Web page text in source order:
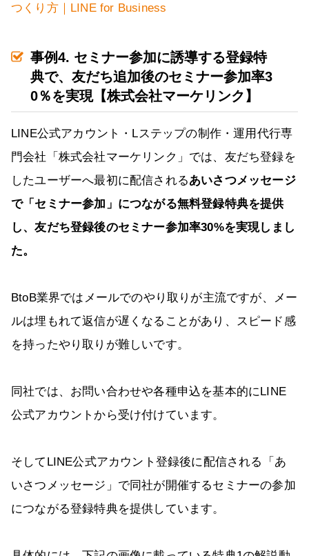
つくり方｜LINE for Business
事例4. セミナー参加に誘導する登録特
典で、友だち追加後のセミナー参加率3
0％を実現【株式会社マーケリンク】
LINE公式アカウント・Lステップの制作・運用代行専
門会社「株式会社マーケリンク」では、友だち登録を
したユーザーへ最初に配信されるあいさつメッセージ
で「セミナー参加」につながる無料登録特典を提供
し、友だち登録後のセミナー参加率30%を実現しまし
た。
BtoB業界ではメールでのやり取りが主流ですが、メー
ルは埋もれて返信が遅くなることがあり、スピード感
を持ったやり取りが難しいです。
同社では、お問い合わせや各種申込を基本的にLINE
公式アカウントから受け付けています。
そしてLINE公式アカウント登録後に配信される「あ
いさつメッセージ」で同社が開催するセミナーの参加
につながる登録特典を提供しています。